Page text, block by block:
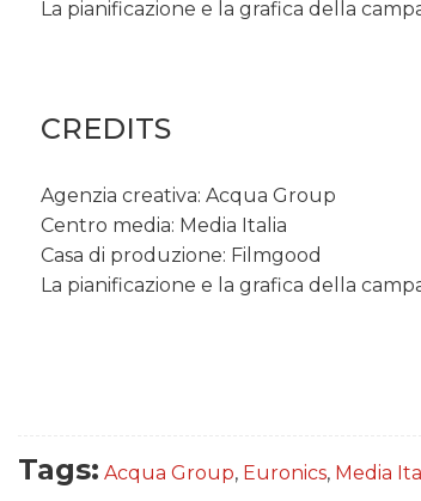
La pianificazione e la grafica della
CREDITS
Agenzia creativa: Acqua Group
Centro media: Media Italia
Casa di produzione: Filmgood
La pianificazione e la grafica della
Tags: Acqua Group, Euronics, Media